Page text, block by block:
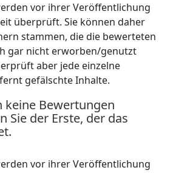
vor ihrer Veröffentlichung
überprüft. Sie können daher
stammen, die die bewerteten
gar nicht erworben/genutzt
aber jede einzelne
gefälschte Inhalte.
keine Bewertungen
Sie der Erste, der das
vor ihrer Veröffentlichung